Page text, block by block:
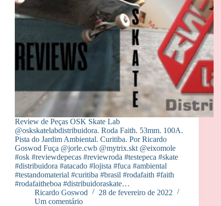
Review de Peças OSK Skate Lab
@oskskatelabdistribuidora. Roda Faith. 53mm. 100A.
Pista do Jardim Ambiental. Curitiba. Por Ricardo
Goswod Fuça @jorle.cwb @mytrix.skt @eixomole
#osk #reviewdepecas #reviewroda #testepeca #skate
#distribuidora #atacado #lojista #fuca #ambiental
#testandomaterial #curitiba #brasil #rodafaith #faith
#rodafaitheboa #distribuidoraskate…
Ricardo Goswod
28 de fevereiro de 2022
Um comentário